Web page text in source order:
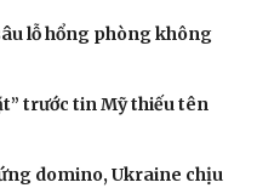
lỗ hổng phòng không
trước tin Mỹ thiếu tên
domino, Ukraine chịu